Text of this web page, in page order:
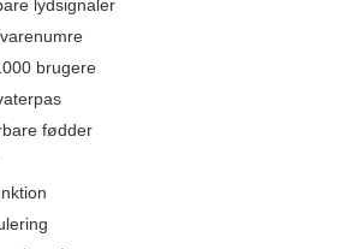
lydsignaler
brugere
fødder